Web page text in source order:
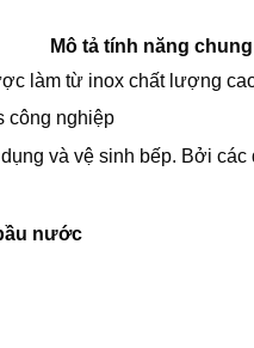
Mô tả tính năng
làm từ inox chất lượng
công nghiệp
và vệ sinh bếp. Bởi
nước